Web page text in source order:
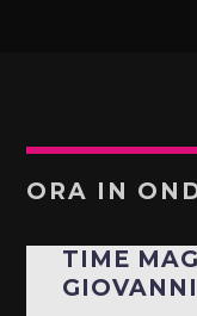
ORA IN
TIME